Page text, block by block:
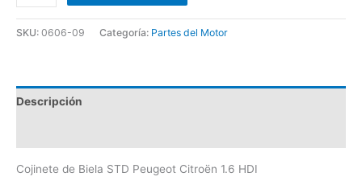
SKU: 0606-09 Categoría: Partes del Motor
Descripción
Cojinete de Biela STD Peugeot Citroën 1.6 HDI